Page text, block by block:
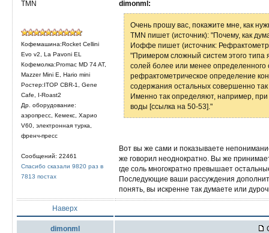
TMN
Кофемашина:Rocket Cellini
Evo v2, La Pavoni EL
Кофемолка:Promac MD 74 AT,
Mazzer Mini E, Hario mini
Ростер:ITOP CBR-1, Gene
Cafe, I-Roast2
Др. оборудование:
аэропресс, Кемекс, Харио
V60, электронная турка,
френч-пресс
Сообщений: 22461
Спасибо сказали 9820 раз в
7813 постах
dimonml:
Очень прошу вас, покажите мне, как
TMN пишет (источник): "Почему, как
Иоффе пишет (источник:
"Примером сложный систем этого типа
солей более или менее определенного
рефрактометрическое определение
содержания остальных совершенно
Именно так определяют, например, при
воды [ссылка на 50-53]."
Вот вы же сами и показываете
же говорил неоднократно. Вы же
где соль многократно превышает
Последующие ваши рассуждения
понять, вы искренне так думаете или
Наверх
dimonml